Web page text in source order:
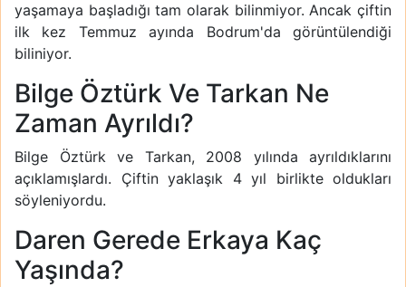
yaşamaya başladığı tam olarak bilinmiyor. Ancak çiftin
ilk kez Temmuz ayında Bodrum'da görüntülendiği
biliniyor.
Bilge Öztürk Ve Tarkan Ne
Zaman Ayrıldı?
Bilge Öztürk ve Tarkan, 2008 yılında ayrıldıklarını
açıklamışlardı. Çiftin yaklaşık 4 yıl birlikte oldukları
söyleniyordu.
Daren Gerede Erkaya Kaç
Yaşında?